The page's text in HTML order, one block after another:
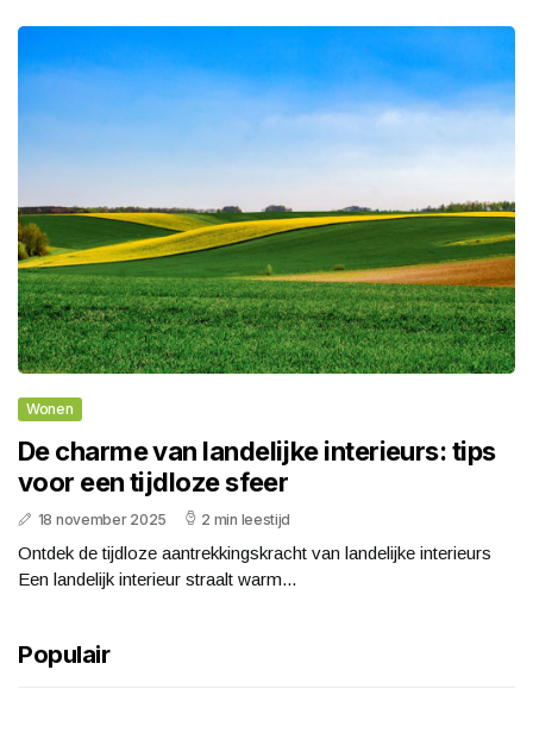
Wonen
De charme van landelijke interieurs: tips
voor een tijdloze sfeer
18 november 2025 2 min leestijd
Ontdek de tijdloze aantrekkingskracht van landelijke interieurs
Een landelijk interieur straalt warm...
Populair